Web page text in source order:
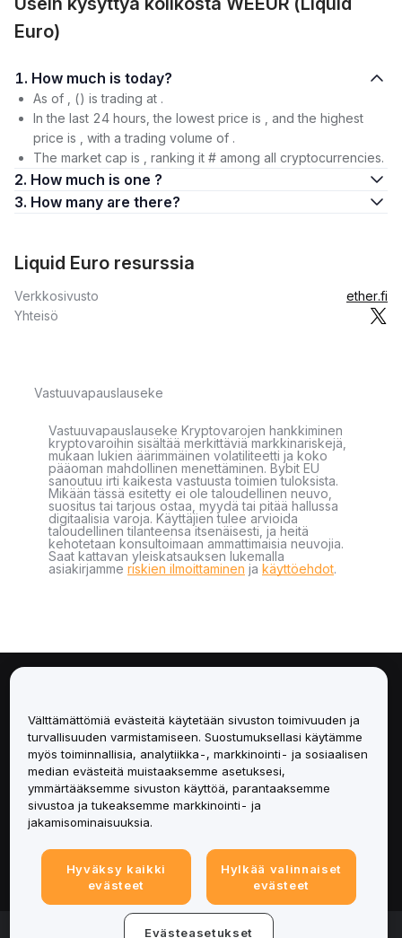
Euro)
1. How much is today?
As of , () is trading at .
In the last 24 hours, the lowest price is , and the highest
price is , with a trading volume of .
The market cap is , ranking it # among all cryptocurrencies.
2. How much is one ?
3. How many are there?
Liquid Euro resurssia
Verkkosivusto
ether.fi
Yhteisö
Vastuuvapauslauseke
Vastuuvapauslauseke Kryptovarojen hankkiminen
kryptovaroihin sisältää merkittäviä markkinariskejä,
mukaan lukien äärimmäinen volatiliteetti ja koko
pääoman mahdollinen menettäminen. Bybit EU
sanoutuu irti kaikesta vastuusta toimien tuloksista.
Mikään tässä esitetty ei ole taloudellinen neuvo,
suositus tai tarjous ostaa, myydä tai pitää hallussa
digitaalisia varoja. Käyttäjien tulee arvioida
taloudellinen tilanteensa itsenäisesti, ja heitä
kehotetaan konsultoimaan ammattimaisia neuvojia.
Saat kattavan yleiskatsauksen lukemalla
asiakirjamme riskien ilmoittaminen ja käyttöehdot.
Palvelut
Tuki
Tuotteet
Lakiasiat
© 2025-2026 Bybit.eu. All rights reserved.
Välttämättömiä evästeitä käytetään sivuston toimivuuden ja
turvallisuuden varmistamiseen. Suostumuksellasi käytämme
myös toiminnallisia, analytiikka-, markkinointi- ja sosiaalisen
median evästeitä muistaaksemme asetuksesi,
ymmärtääksemme sivuston käyttöä, parantaaksemme
sivustoa ja tukeaksemme markkinointi- ja
jakamisominaisuuksia.
Hyväksy kaikki
evästeet
Hylkää valinnaiset
evästeet
Evästeasetukset